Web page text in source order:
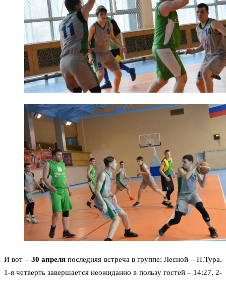
И вот – 30 апреля последняя встреча в группе: Лесной – Н.Тура.
1-я четверть завершается неожиданно в пользу гостей – 14:27, 2-